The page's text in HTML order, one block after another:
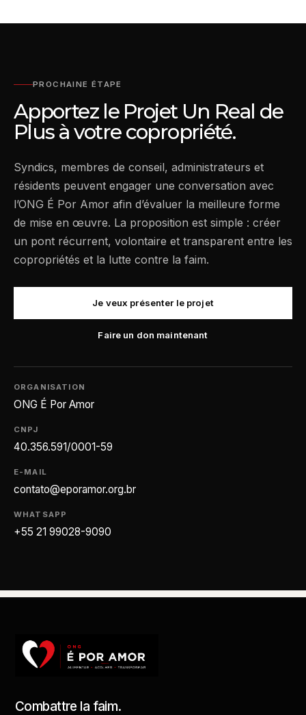
PROCHAINE ÉTAPE
Apportez le Projet Un Real de
Plus à votre copropriété.
Syndics, membres de conseil, administrateurs et
résidents peuvent engager une conversation avec
l’ONG É Por Amor afin d’évaluer la meilleure forme
de mise en œuvre. La proposition est simple : créer
un pont récurrent, volontaire et transparent entre les
copropriétés et la lutte contre la faim.
Je veux présenter le projet
Faire un don maintenant
ORGANISATION
ONG É Por Amor
CNPJ
40.356.591/0001-59
E-MAIL
contato@eporamor.org.br
WHATSAPP
+55 21 99028-9090
Combattre la faim.